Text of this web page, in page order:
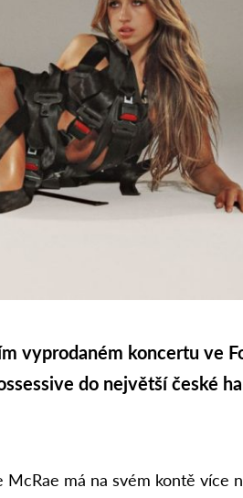
vyprodaném koncertu ve
do největší české
McRae má na svém kontě více